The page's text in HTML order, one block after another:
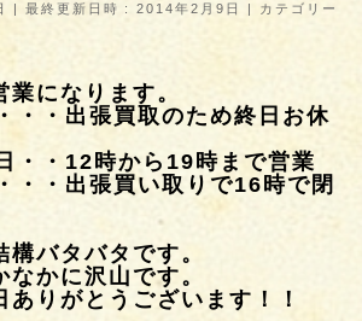
最終更新日時 : 2014年2月9日
カテゴリー
になります。
・・出張買取のため終日お休
・・12時から19時まで営業
・・出張買い取りで16時で閉
バタバタです。
かに沢山です。
ありがとうございます！！